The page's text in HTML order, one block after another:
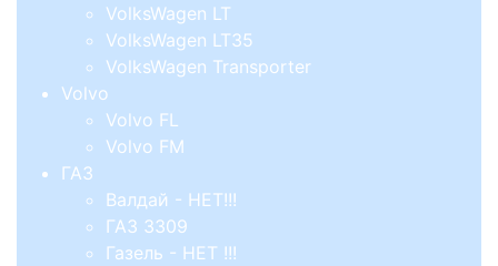
VolksWagen LT
VolksWagen LT35
VolksWagen Transporter
Volvo
Volvo FL
Volvo FM
ГАЗ
Валдай - НЕТ!!!
ГАЗ 3309
Газель - НЕТ !!!